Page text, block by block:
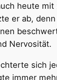
heute mit
er ab,
Nervosität.
sich
immer